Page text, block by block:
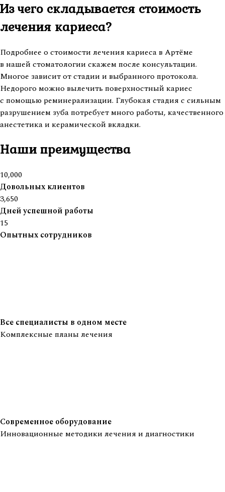
Из чего складывается стоимость
лечения кариеса?
Подробнее о стоимости лечения кариеса в Артёме
в нашей стоматологии скажем после консультации.
Многое зависит от стадии и выбранного протокола.
Недорого можно вылечить поверхностный кариес
с помощью реминерализации. Глубокая стадия с сильным
разрушением зуба потребует много работы, качественного
анестетика и керамической вкладки.
Наши преимущества
10,000
Довольных клиентов
3,650
Дней успешной работы
15
Опытных сотрудников
Все специалисты в одном месте
Комплексные планы лечения
Современное оборудование
Инновационные методики лечения и диагностики